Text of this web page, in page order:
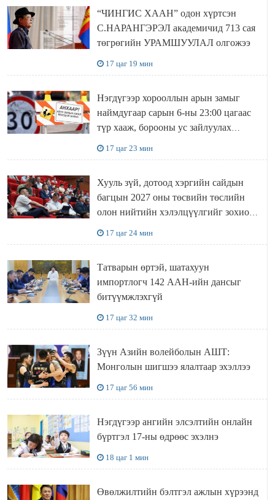
“ЧИНГИС ХААН” одон хүртсэн
С.НАРАНГЭРЭЛ академичид 713 сая
төгрөгийн УРАМШУУЛАЛ олгожээ
17 цаг 19 мин
Нэгдүгээр хорооллын арын замыг
наймдугаар сарын 6-ны 23:00 цагаас
түр хааж, борооны ус зайлуулах
17 цаг 23 мин
Хууль зүй, дотоод хэргийн сайдын
багцын 2027 оны төсвийн төслийн
олон нийтийн хэлэлцүүлгийг зохион
17 цаг 24 мин
Татварын өртэй, шатахуун
импортлогч 142 ААН-ийн дансыг
битүүмжлэхгүй
17 цаг 32 мин
Зүүн Азийн волейболын АШТ:
Монголын шигшээ ялалтаар эхэллээ
17 цаг 56 мин
Нэгдүгээр ангийн элсэлтийн онлайн
бүртгэл 17-ны өдрөөс эхэлнэ
18 цаг 1 мин
Өвөлжилтийн бэлтгэл ажлын хүрээнд